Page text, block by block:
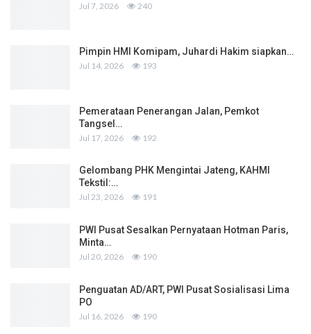
Jul 7, 2026 240
Pimpin HMI Komipam, Juhardi Hakim siapkan…
Jul 14, 2026 193
Pemerataan Penerangan Jalan, Pemkot
Tangsel…
Jul 17, 2026 192
Gelombang PHK Mengintai Jateng, KAHMI
Tekstil:…
Jul 23, 2026 191
PWI Pusat Sesalkan Pernyataan Hotman Paris,
Minta…
Jul 20, 2026 190
Penguatan AD/ART, PWI Pusat Sosialisasi Lima
PO
Jul 16, 2026 190